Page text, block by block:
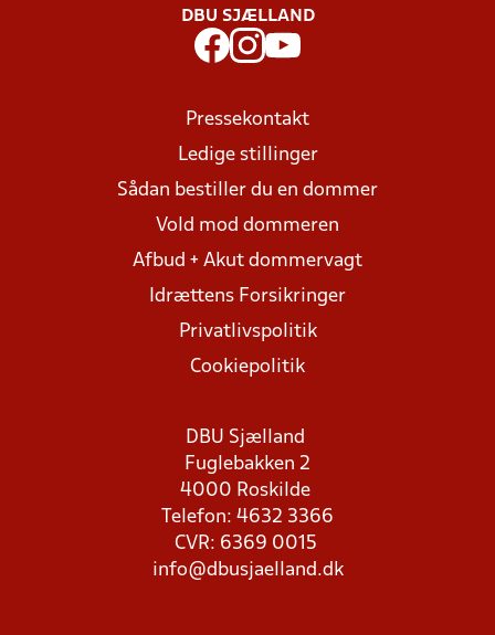
DBU SJÆLLAND
Pressekontakt
Ledige stillinger
Sådan bestiller du en dommer
Vold mod dommeren
Afbud + Akut dommervagt
Idrættens Forsikringer
Privatlivspolitik
Cookiepolitik
DBU Sjælland
Fuglebakken 2
4000 Roskilde
Telefon: 4632 3366
CVR: 6369 0015
info@dbusjaelland.dk